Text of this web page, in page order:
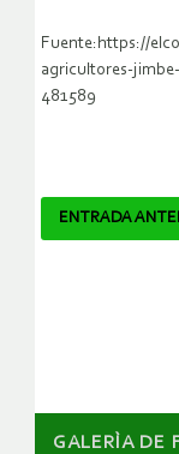
Fuente:https://
agricultores-
481589
ENTRADA
GALERÌA DE